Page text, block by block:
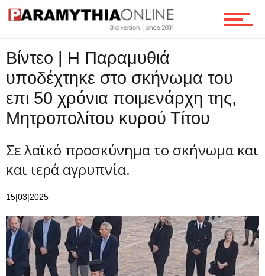
Επικοινωνία
Βίντεο | Η Παραμυθιά
υποδέχτηκε στο σκήνωμα του
επι 50 χρόνια ποιμενάρχη της,
Μητροπολίτου κυρού Τίτου
Σε λαϊκό προσκύνημα το σκήνωμα και
και ιερά αγρυπνία.
15|03|2025